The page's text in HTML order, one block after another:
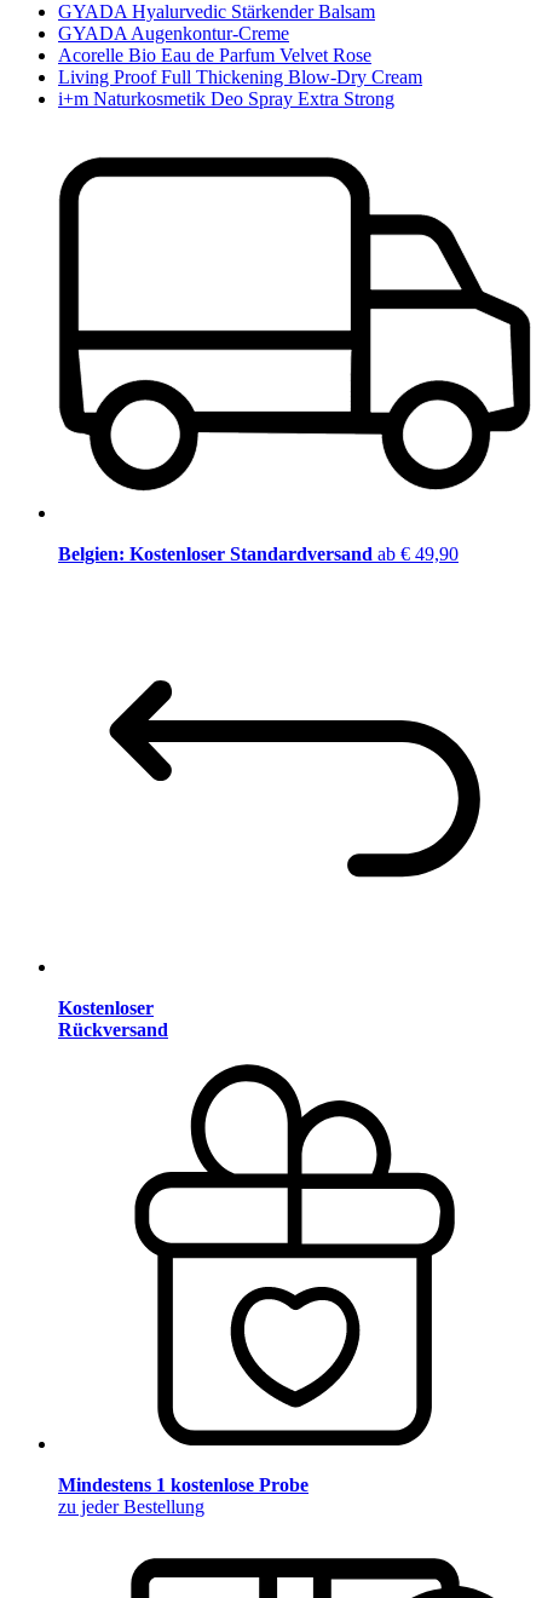
GYADA Hyalurvedic Stärkender Balsam
GYADA Augenkontur-Creme
Acorelle Bio Eau de Parfum Velvet Rose
Living Proof Full Thickening Blow-Dry Cream
i+m Naturkosmetik Deo Spray Extra Strong
Belgien: Kostenloser Standardversand ab € 49,90
Kostenloser
Rückversand
Mindestens 1 kostenlose Probe
zu jeder Bestellung